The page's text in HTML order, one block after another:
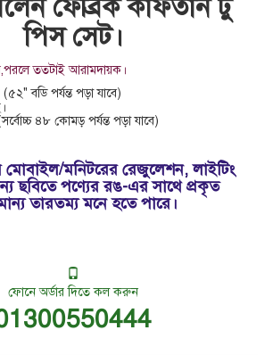
ফেব্রিক কাফতান টু
পিস সেট।
ততটাই আরামদায়ক।
বডি পর্যন্ত পড়া যাবে)
৪৮ কোমড় পর্যন্ত পড়া যাবে)
মনিটরের রেজুলেশন, লাইটিং
ছবিতে পণ্যের রঙ-এর সাথে প্রকৃত
তারতম্য মনে হতে পারে।
ফোনে অর্ডার দিতে কল করুন